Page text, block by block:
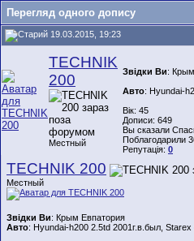
Перегляд одного допису
19.03.2015, 19:23
TECHNIK
200
Местный
Звідки Ви:
Авто: Hyundai-
Вік: 45
Дописи: 649
Вы сказали
Поблагодарили
Репутація: 0
TECHNIK 200
Местный
Звідки Ви: Крым Евпатория
Авто: Hyundai-h200 2.5td 2001г.в.был,